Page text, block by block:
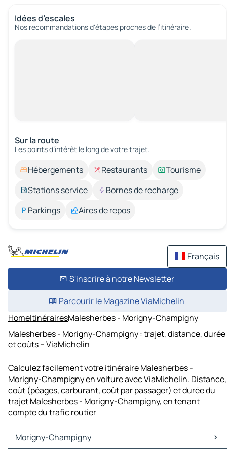
Idées d’escales
Nos recommandations d'étapes proches de l’itinéraire.
Sur la route
Les points d’intérêt le long de votre trajet.
Hébergements Restaurants
Tourisme
Stations service
Bornes de recharge
Parkings
Aires de repos
Français
S'inscrire à notre Newsletter
Parcourir le Magazine ViaMichelin
HomeItinérairesMalesherbes - Morigny-Champigny
Malesherbes - Morigny-Champigny : trajet, distance, durée
et coûts – ViaMichelin
Calculez facilement votre itinéraire Malesherbes -
Morigny-Champigny en voiture avec ViaMichelin. Distance,
coût (péages, carburant, coût par passager) et durée du
trajet Malesherbes - Morigny-Champigny, en tenant
compte du trafic routier
Morigny-Champigny